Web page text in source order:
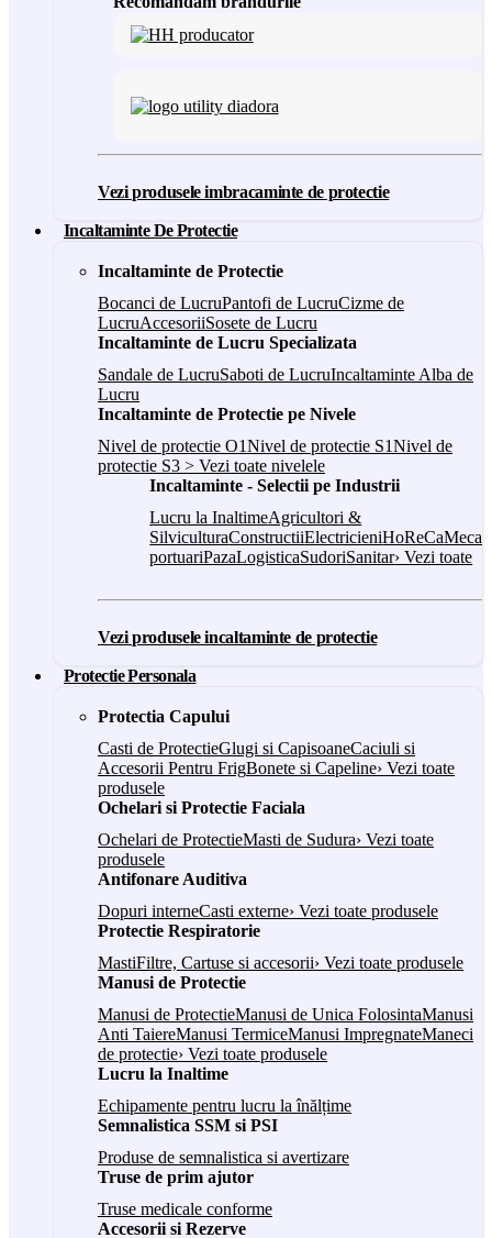
Vezi produsele imbracaminte de protectie
Incaltaminte De Protectie
Incaltaminte de Protectie
Bocanci de LucruPantofi de LucruCizme de
LucruAccesoriiSosete de Lucru
Incaltaminte de Lucru Specializata
Sandale de LucruSaboti de LucruIncaltaminte Alba de
Lucru
Incaltaminte de Protectie pe Nivele
Nivel de protectie O1Nivel de protectie S1Nivel de
protectie S3 > Vezi toate nivelele
Incaltaminte - Selectii pe Industrii
Lucru la InaltimeAgricultori &
SilviculturaConstructiiElectricieniHoReCa
portuariPazaLogisticaSudoriSanitar› Vezi toate
Vezi produsele incaltaminte de protectie
Protectie Personala
Protectia Capului
Casti de ProtectieGlugi si CapisoaneCaciuli si
Accesorii Pentru FrigBonete si Capeline› Vezi toate
produsele
Ochelari si Protectie Faciala
Ochelari de ProtectieMasti de Sudura› Vezi toate
produsele
Antifonare Auditiva
Dopuri interneCasti externe› Vezi toate produsele
Protectie Respiratorie
MastiFiltre, Cartuse si accesorii› Vezi toate produsele
Manusi de Protectie
Manusi de ProtectieManusi de Unica FolosintaManusi
Anti TaiereManusi TermiceManusi ImpregnateManeci
de protectie› Vezi toate produsele
Lucru la Inaltime
Echipamente pentru lucru la înălțime
Semnalistica SSM si PSI
Produse de semnalistica si avertizare
Truse de prim ajutor
Truse medicale conforme
Accesorii si Rezerve